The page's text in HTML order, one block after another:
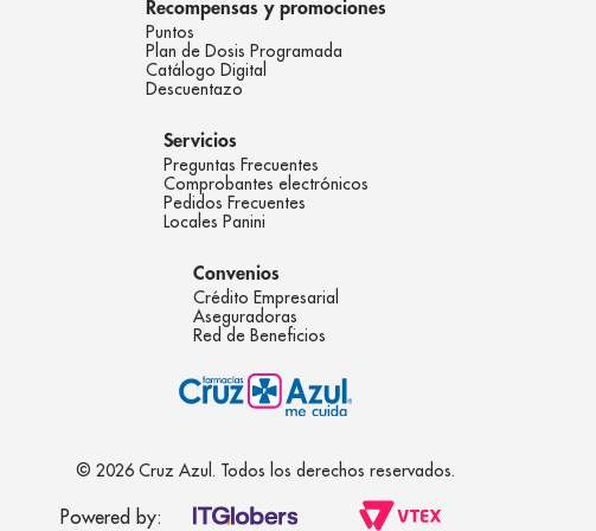
Recompensas y promociones
Puntos
Plan de Dosis Programada
Catálogo Digital
Descuentazo
Servicios
Preguntas Frecuentes
Comprobantes electrónicos
Pedidos Frecuentes
Locales Panini
Convenios
Crédito Empresarial
Aseguradoras
Red de Beneficios
© 2026 Cruz Azul. Todos los derechos reservados.
Powered by: